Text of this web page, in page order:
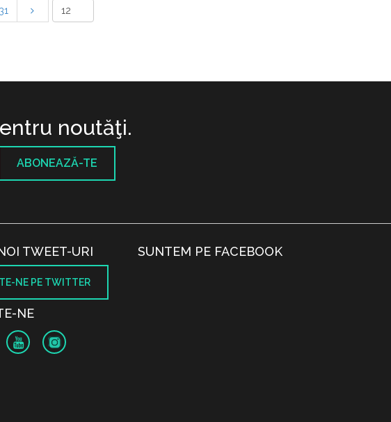
31
noutăţi.
ABONEAZĂ-TE
TWEET-URI
NE PE TWITTER
NE
SUNTEM PE FACEBOOK